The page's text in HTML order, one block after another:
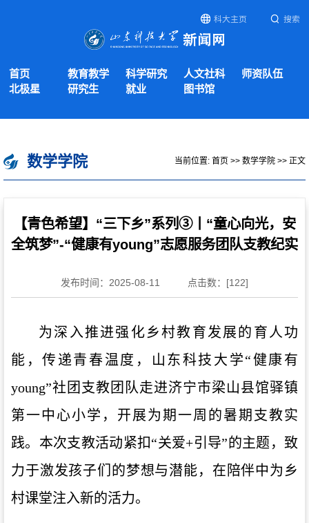
科大主页 搜索
首页 教育教学 科学研究 人文社科
师资队伍
北极星
研究生 就业 图书馆
数学学院 当前位置: 首页 >> 数学学院 >> 正文
【青色希望】“三下乡”系列③丨“童心向光，安
全筑梦”-“健康有young”志愿服务团队支教纪实
发布时间：2025-08-11 点击数：[122]
为深入推进强化乡村教育发展的育人功
能，传递青春温度，山东科技大学“健康有
young”社团支教团队走进济宁市梁山县馆驿镇
第一中心小学，开展为期一周的暑期支教实
践。本次支教活动紧扣“关爱+引导”的主题，致
力于激发孩子们的梦想与潜能，在陪伴中为乡
村课堂注入新的活力。